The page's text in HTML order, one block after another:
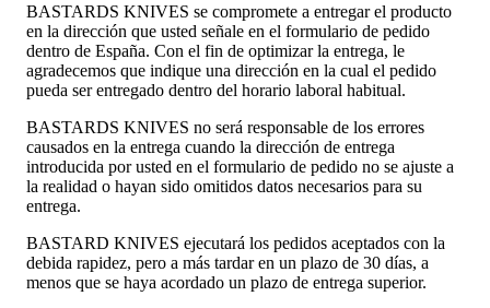
BASTARDS KNIVES se compromete a entregar el producto
en la dirección que usted señale en el formulario de pedido
dentro de España. Con el fin de optimizar la entrega, le
agradecemos que indique una dirección en la cual el pedido
pueda ser entregado dentro del horario laboral habitual.
BASTARDS KNIVES no será responsable de los errores
causados en la entrega cuando la dirección de entrega
introducida por usted en el formulario de pedido no se ajuste a
la realidad o hayan sido omitidos datos necesarios para su
entrega.
BASTARD KNIVES ejecutará los pedidos aceptados con la
debida rapidez, pero a más tardar en un plazo de 30 días, a
menos que se haya acordado un plazo de entrega superior.